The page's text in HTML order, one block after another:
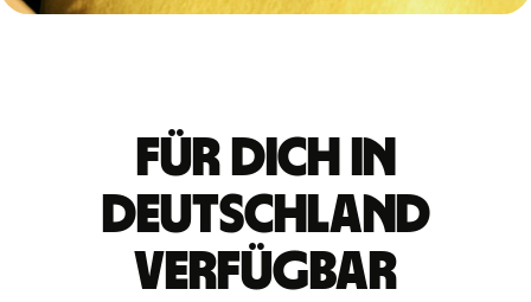
Für dich in
Deutschland
verfügbar